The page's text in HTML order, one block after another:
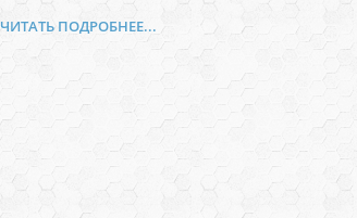
ЧИТАТЬ ПОДРОБНЕЕ...